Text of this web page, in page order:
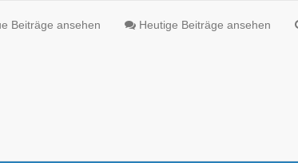
Beiträge ansehen Heutige Beiträge ansehen